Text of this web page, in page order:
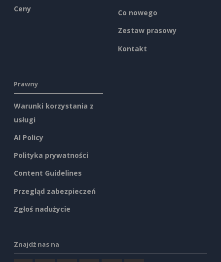
Ceny
Co nowego
Zestaw prasowy
Kontakt
Prawny
Warunki korzystania z
usługi
AI Policy
Polityka prywatności
Content Guidelines
Przegląd zabezpieczeń
Zgłoś nadużycie
Znajdź nas na